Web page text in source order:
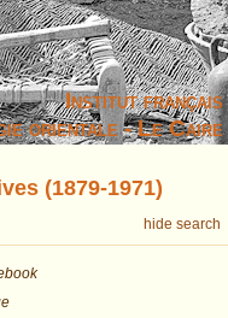
Institut français
orientale - Le Caire
(1879-1971)
hide search